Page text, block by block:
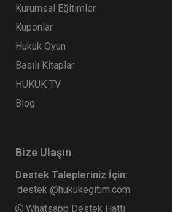
Kurumsal Eğitimler
Kuponlar
Hukuk Oyun
Basılı Kitaplar
HUKUK TV
Blog
Bize Ulaşın
Destek Talepleriniz İçin:
destek @hukukegitim.com
Whatsapp Destek Hattı